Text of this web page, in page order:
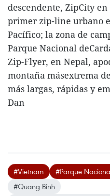
descendente, ZipCity
primer zip-line urbano
Pacífico; la zona de
Parque Nacional
Zip-Flyer, en Nepal,
montaña másextrema
más largas, rápidas y
Dan
#Vietnam
#Parque
#Quang Binh